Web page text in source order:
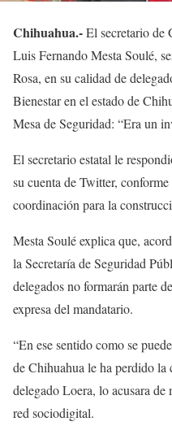
Chihuahua.-El secretario de
Luis Fernando Mesta Soulé,
Rosa, en su calidad de
Bienestar en el estado de
Mesa de Seguridad: “Era un
El secretario estatal le
su cuenta de Twitter,
coordinación para la
Mesta Soulé explica que,
la Secretaría de Seguridad
delegados no formarán parte
expresa del mandatario.
“En ese sentido como se
de Chihuahua le ha perdido la
delegado Loera, lo acusara
red sociodigital.